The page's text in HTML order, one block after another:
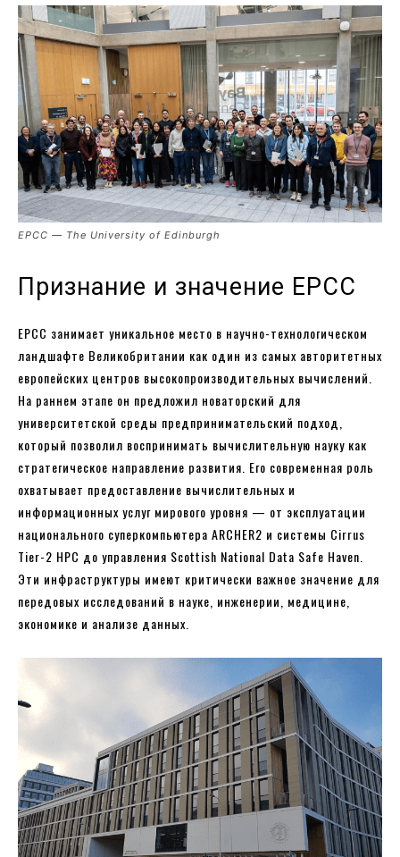
EPCC — The University of Edinburgh
Признание и значение EPCC
EPCC занимает уникальное место в научно-технологическом
ландшафте Великобритании как один из самых авторитетных
европейских центров высокопроизводительных вычислений.
На раннем этапе он предложил новаторский для
университетской среды предпринимательский подход,
который позволил воспринимать вычислительную науку как
стратегическое направление развития. Его современная роль
охватывает предоставление вычислительных и
информационных услуг мирового уровня — от эксплуатации
национального суперкомпьютера ARCHER2 и системы Cirrus
Tier-2 HPC до управления Scottish National Data Safe Haven.
Эти инфраструктуры имеют критически важное значение для
передовых исследований в науке, инженерии, медицине,
экономике и анализе данных.